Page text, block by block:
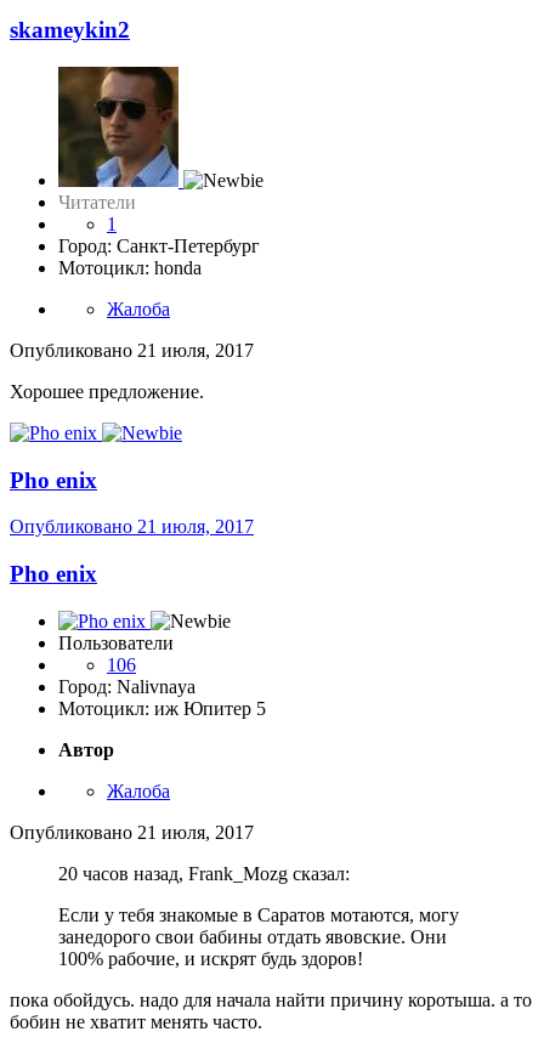
skameykin2
Читатели
1
Город: Санкт-Петербург
Мотоцикл: honda
Жалоба
Опубликовано 21 июля, 2017
Хорошее предложение.
Pho enix
Опубликовано 21 июля, 2017
Pho enix
Пользователи
106
Город: Nalivnaya
Мотоцикл: иж Юпитер 5
Автор
Жалоба
Опубликовано 21 июля, 2017
20 часов назад, Frank_Mozg сказал:
Если у тебя знакомые в Саратов мотаются, могу
занедорого свои бабины отдать явовские. Они
100% рабочие, и искрят будь здоров!
пока обойдусь. надо для начала найти причину коротыша. а то
бобин не хватит менять часто.